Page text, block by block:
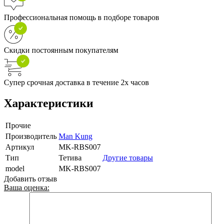
Профессиональная помощь в подборе товаров
Скидки постоянным покупателям
Супер срочная доставка в течение 2х часов
Характеристики
Прочие
Производитель Man Kung
Артикул
MK-RBS007
Тип
Тетива
Другие товары
model
MK-RBS007
Добавить отзыв
Ваша оценка: